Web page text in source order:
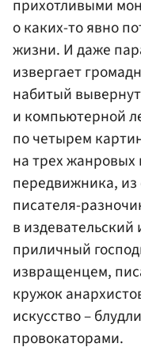
прихотливыми
о каких-то явно
жизни. И даже
извергает
набитый
и компьютерной
по четырем
на трех жанровых
передвижника,
писателя-
в
приличный
извращенцем,
кружок
искусство –
провокаторами.